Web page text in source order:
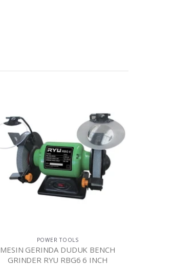
POWER TOOLS
MESIN GERINDA DUDUK BENCH
GRINDER RYU RBG6 6 INCH